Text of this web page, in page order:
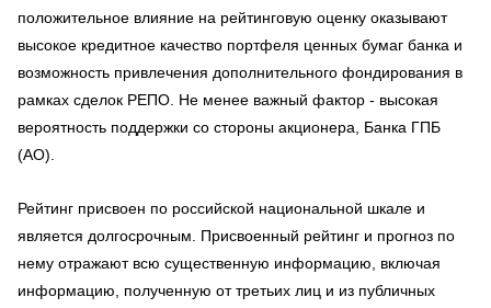
положительное влияние на рейтинговую оценку оказывают
высокое кредитное качество портфеля ценных бумаг банка и
возможность привлечения дополнительного фондирования в
рамках сделок РЕПО. Не менее важный фактор - высокая
вероятность поддержки со стороны акционера, Банка ГПБ
(АО).
Рейтинг присвоен по российской национальной шкале и
является долгосрочным. Присвоенный рейтинг и прогноз по
нему отражают всю существенную информацию, включая
информацию, полученную от третьих лиц и из публичных